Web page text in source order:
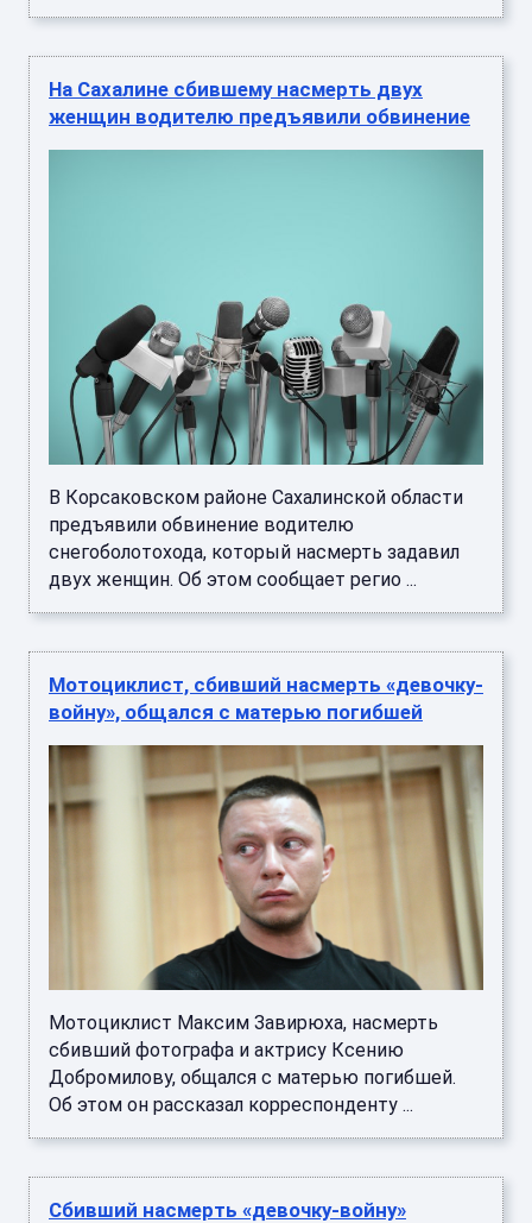
На Сахалине сбившему насмерть двух
женщин водителю предъявили обвинение
В Корсаковском районе Сахалинской области
предъявили обвинение водителю
снегоболотохода, который насмерть задавил
двух женщин. Об этом сообщает регио ...
Мотоциклист, сбивший насмерть «девочку-
войну», общался с матерью погибшей
Мотоциклист Максим Завирюха, насмерть
сбивший фотографа и актрису Ксению
Добромилову, общался с матерью погибшей.
Об этом он рассказал корреспонденту ...
Сбивший насмерть «девочку-войну»